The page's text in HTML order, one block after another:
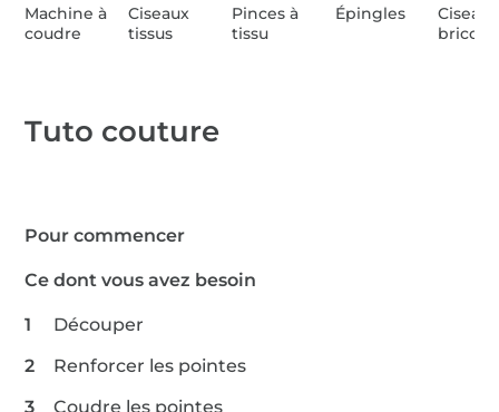
1 x ouate de rembourrage
Machine à
coudre
Ciseaux
tissus
Pinces à
tissu
Épingles
Ciseaux
Tuto couture
Pour commencer
Ce dont vous avez besoin
Découper
Renforcer les pointes
Coudre les pointes